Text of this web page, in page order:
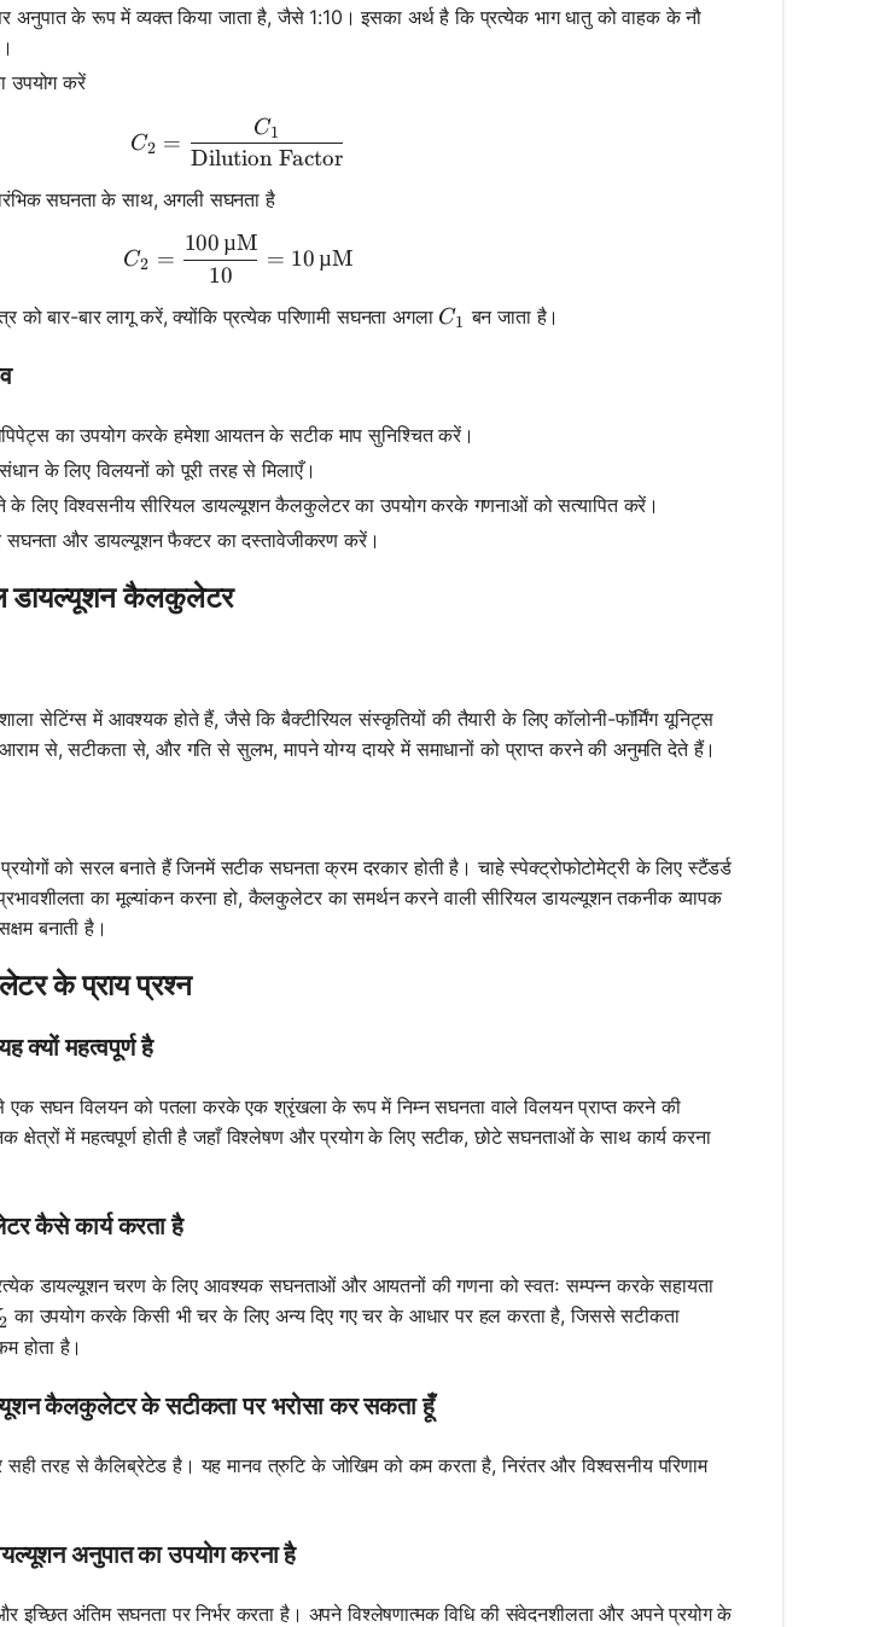
अनुपात के रूप में व्यक्त किया जाता है, जैसे 1:10। इसका अर्थ है कि प्रत्येक भाग धातु को वाहक के नौ
उपयोग करें
C_2 = \frac{C_1}{\text{Dilution Factor}}
C2 =
Dilution Factor
C1
सघनता के साथ, अगली सघनता है
C_2 = \frac{100 \, \text{µM}}{10} = 10 \, \text{µM}
C2 =
10
100µM
= 10µM
बार-बार लागू करें, क्योंकि प्रत्येक परिणामी सघनता अगला C_1
C1 बन जाता है।
का उपयोग करके हमेशा आयतन के सटीक माप सुनिश्चित करें।
के लिए विलयनों को पूरी तरह से मिलाएँ।
लिए विश्वसनीय सीरियल डायल्यूशन कैलकुलेटर का उपयोग करके गणनाओं को सत्यापित करें।
सघनता और डायल्यूशन फैक्टर का दस्तावेजीकरण करें।
डायल्यूशन कैलकुलेटर
सेटिंग्स में आवश्यक होते हैं, जैसे कि बैक्टीरियल संस्कृतियों की तैयारी के लिए कॉलोनी-फॉर्मिंग यूनिट्स
से, सटीकता से, और गति से सुलभ, मापने योग्य दायरे में समाधानों को प्राप्त करने की अनुमति देते हैं।
को सरल बनाते हैं जिनमें सटीक सघनता क्रम दरकार होती है। चाहे स्पेक्ट्रोफोटोमेट्री के लिए स्टैंडर्ड
प्रभावशीलता का मूल्यांकन करना हो, कैलकुलेटर का समर्थन करने वाली सीरियल डायल्यूशन तकनीक व्यापक
बनाती है।
के प्राय प्रश्न
क्यों महत्वपूर्ण है
सघन विलयन को पतला करके एक श्रृंखला के रूप में निम्न सघनता वाले विलयन प्राप्त करने की
क्षेत्रों में महत्वपूर्ण होती है जहाँ विश्लेषण और प्रयोग के लिए सटीक, छोटे सघनताओं के साथ कार्य करना
कैसे कार्य करता है
डायल्यूशन चरण के लिए आवश्यक सघनताओं और आयतनों की गणना को स्वतः सम्पन्न करके सहायता
2 का उपयोग करके किसी भी चर के लिए अन्य दिए गए चर के आधार पर हल करता है, जिससे सटीकता
होता है।
कैलकुलेटर के सटीकता पर भरोसा कर सकता हूँ
सही तरह से कैलिब्रेटेड है। यह मानव त्रुटि के जोखिम को कम करता है, निरंतर और विश्वसनीय परिणाम
अनुपात का उपयोग करना है
इच्छित अंतिम सघनता पर निर्भर करता है। अपने विश्लेषणात्मक विधि की संवेदनशीलता और अपने प्रयोग के